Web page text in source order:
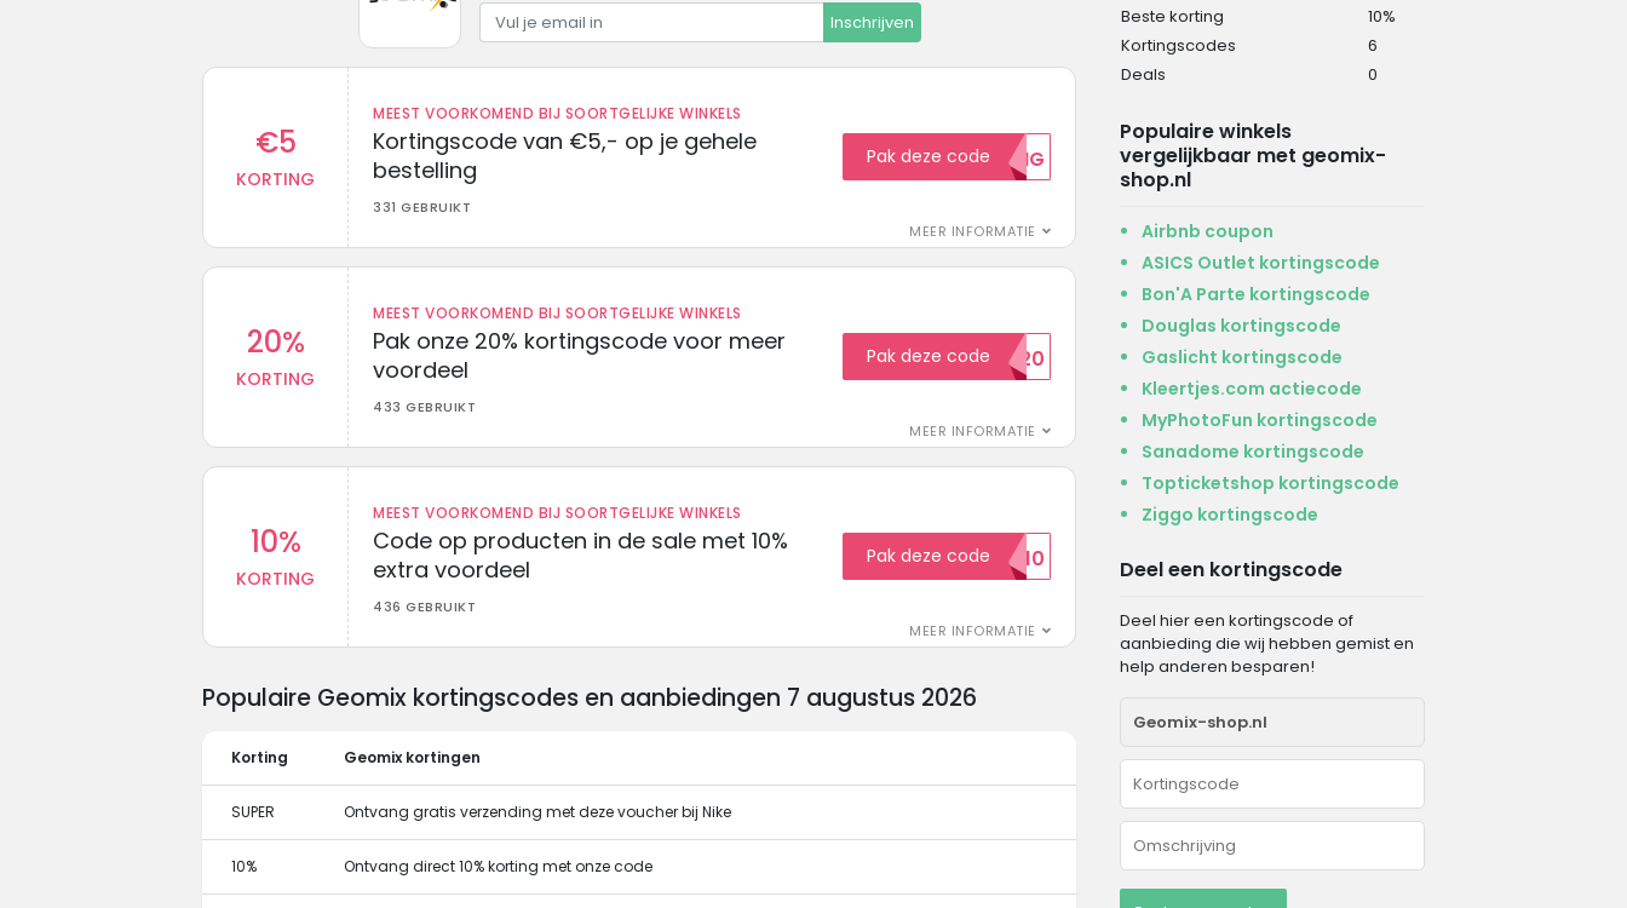
Inschrijven
€5
KORTING
MEEST VOORKOMEND BIJ SOORTGELIJKE WINKELS
Kortingscode van €5,- op je gehele
bestelling
331 GEBRUIKT
MEER INFORMATIE
Pak deze code5KORTING
20%
KORTING
MEEST VOORKOMEND BIJ SOORTGELIJKE WINKELS
Pak onze 20% kortingscode voor meer
voordeel
433 GEBRUIKT
MEER INFORMATIE
Pak deze codeEXTRA20
10%
KORTING
MEEST VOORKOMEND BIJ SOORTGELIJKE WINKELS
Code op producten in de sale met 10%
extra voordeel
436 GEBRUIKT
MEER INFORMATIE
Pak deze codeSALE10
Beste korting
10%
Kortingscodes
6
Deals
0
Populaire winkels
vergelijkbaar met geomix-
shop.nl
Airbnb coupon
ASICS Outlet kortingscode
Bon'A Parte kortingscode
Douglas kortingscode
Gaslicht kortingscode
Kleertjes.com actiecode
MyPhotoFun kortingscode
Sanadome kortingscode
Topticketshop kortingscode
Ziggo kortingscode
Deel een kortingscode
Deel hier een kortingscode of
aanbieding die wij hebben gemist en
help anderen besparen!
Populaire Geomix kortingscodes en aanbiedingen 7 augustus 2026
Korting Geomix kortingen
SUPER Ontvang gratis verzending met deze voucher bij Nike
10% Ontvang direct 10% korting met onze code